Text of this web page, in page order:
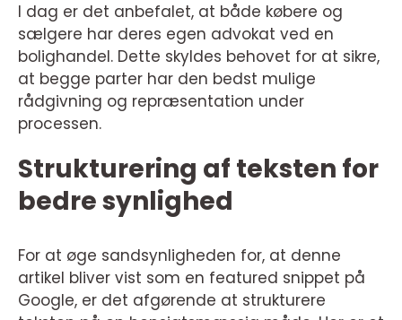
I dag er det anbefalet, at både købere og
sælgere har deres egen advokat ved en
bolighandel. Dette skyldes behovet for at sikre,
at begge parter har den bedst mulige
rådgivning og repræsentation under
processen.
Strukturering af teksten for
bedre synlighed
For at øge sandsynligheden for, at denne
artikel bliver vist som en featured snippet på
Google, er det afgørende at strukturere